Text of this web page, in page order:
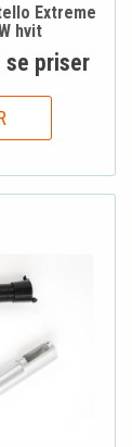
Extreme
hvit
se priser